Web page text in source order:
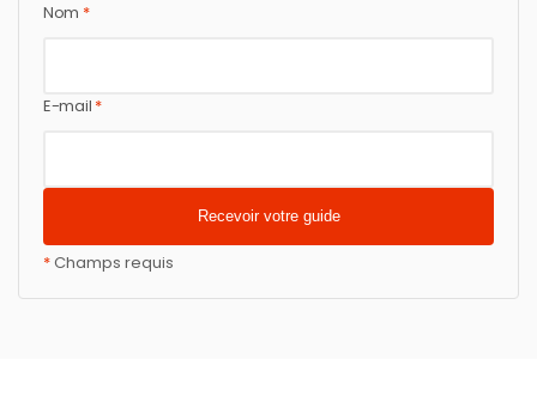
Nom *
E-mail *
*Champs requis